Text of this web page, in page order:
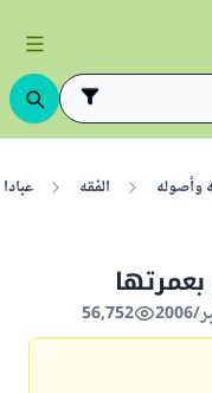
وأصوله الفقه
56,752